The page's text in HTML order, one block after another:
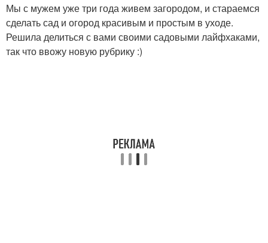
Мы с мужем уже три года живем загородом, и стараемся
сделать сад и огород красивым и простым в уходе.
Решила делиться с вами своими садовыми лайфхаками,
так что ввожу новую рубрику :)